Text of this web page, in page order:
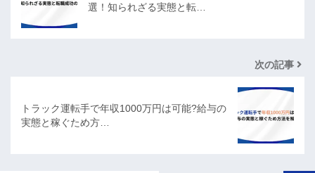
選！知られざる実態と転…
次の記事
トラック運転手で年収1000万円は可能?給与の
実態と稼ぐため方…